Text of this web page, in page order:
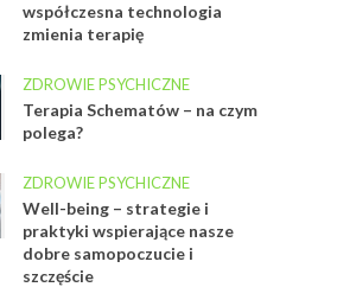
współczesna technologia
zmienia terapię
ZDROWIE PSYCHICZNE
Terapia Schematów – na czym
polega?
ZDROWIE PSYCHICZNE
Well-being – strategie i
praktyki wspierające nasze
dobre samopoczucie i
szczęście